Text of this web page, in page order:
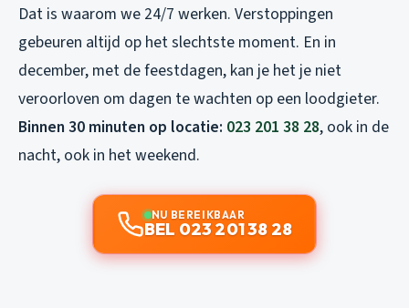
Dat is waarom we 24/7 werken. Verstoppingen
gebeuren altijd op het slechtste moment. En in
december, met de feestdagen, kan je het je niet
veroorloven om dagen te wachten op een loodgieter.
Binnen 30 minuten op locatie: 023 201 38 28, ook in de
nacht, ook in het weekend.
NU BEREIKBAAR
BEL 023 201 38 28